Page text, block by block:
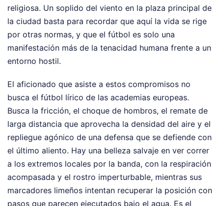
religiosa. Un soplido del viento en la plaza principal de
la ciudad basta para recordar que aquí la vida se rige
por otras normas, y que el fútbol es solo una
manifestación más de la tenacidad humana frente a un
entorno hostil.
El aficionado que asiste a estos compromisos no
busca el fútbol lírico de las academias europeas.
Busca la fricción, el choque de hombros, el remate de
larga distancia que aprovecha la densidad del aire y el
repliegue agónico de una defensa que se defiende con
el último aliento. Hay una belleza salvaje en ver correr
a los extremos locales por la banda, con la respiración
acompasada y el rostro imperturbable, mientras sus
marcadores limeños intentan recuperar la posición con
pasos que parecen ejecutados bajo el agua. Es el